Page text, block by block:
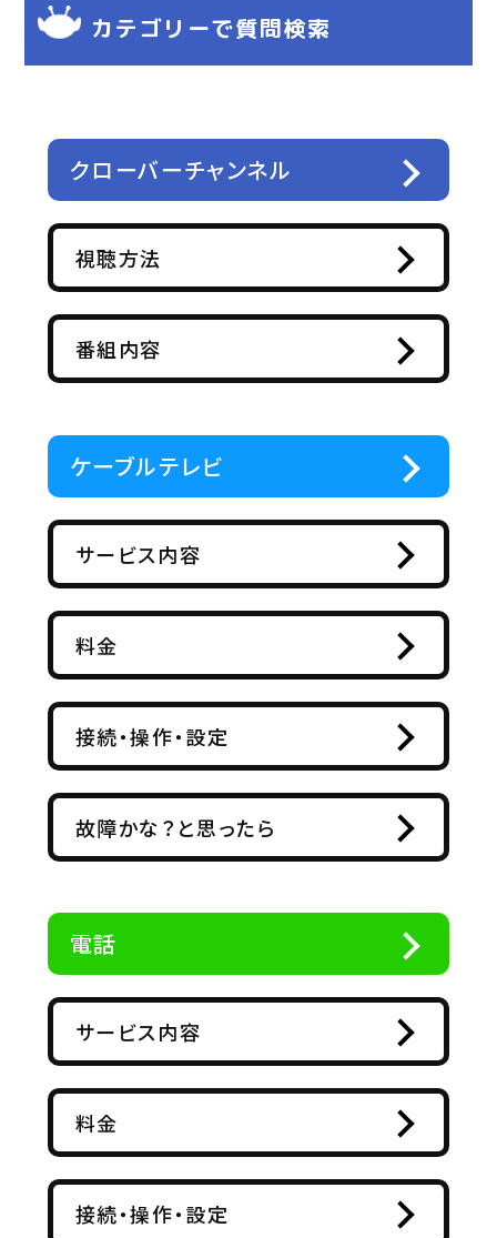
カテゴリーで質問検索
クローバーチャンネル
視聴方法
番組内容
ケーブルテレビ
サービス内容
料金
接続・操作・設定
故障かな？と思ったら
電話
サービス内容
料金
接続・操作・設定